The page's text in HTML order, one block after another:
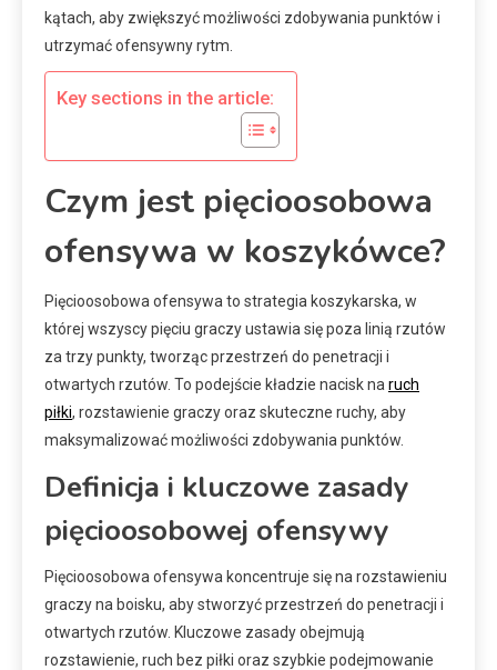
kątach, aby zwiększyć możliwości zdobywania punktów i
utrzymać ofensywny rytm.
Key sections in the article:
Czym jest pięcioosobowa
ofensywa w koszykówce?
Pięcioosobowa ofensywa to strategia koszykarska, w
której wszyscy pięciu graczy ustawia się poza linią rzutów
za trzy punkty, tworząc przestrzeń do penetracji i
otwartych rzutów. To podejście kładzie nacisk na ruch
piłki, rozstawienie graczy oraz skuteczne ruchy, aby
maksymalizować możliwości zdobywania punktów.
Definicja i kluczowe zasady
pięcioosobowej ofensywy
Pięcioosobowa ofensywa koncentruje się na rozstawieniu
graczy na boisku, aby stworzyć przestrzeń do penetracji i
otwartych rzutów. Kluczowe zasady obejmują
rozstawienie, ruch bez piłki oraz szybkie podejmowanie